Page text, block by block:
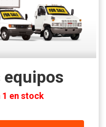
equipos
1 en stock